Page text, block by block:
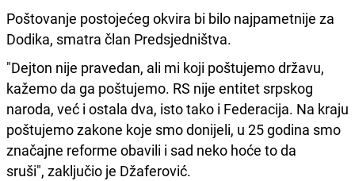
Poštovanje postojećeg okvira bi bilo najpametnije za
Dodika, smatra član Predsjedništva.
"Dejton nije pravedan, ali mi koji poštujemo državu,
kažemo da ga poštujemo. RS nije entitet srpskog
naroda, već i ostala dva, isto tako i Federacija. Na kraju
poštujemo zakone koje smo donijeli, u 25 godina smo
značajne reforme obavili i sad neko hoće to da
sruši", zaključio je Džaferović.